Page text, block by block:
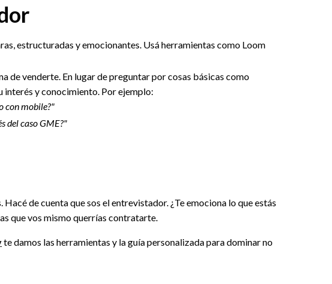
estructuradas y emocionantes. Usá herramientas como Loom
de venderte. En lugar de preguntar por cosas básicas como
interés y conocimiento. Por ejemplo:
con mobile?"
del caso GME?"
de cuenta que sos el entrevistador. ¿Te emociona lo que estás
que vos mismo querrías contratarte.
te damos las herramientas y la guía personalizada para dominar no